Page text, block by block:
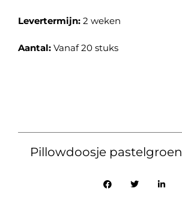
Levertermijn: 2 weken
Aantal: Vanaf 20 stuks
Pillowdoosje pastelgroen